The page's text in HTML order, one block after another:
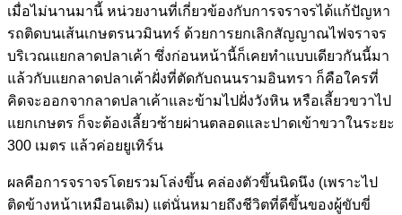
เมื่อไม่นานมานี้ หน่วยงานที่เกี่ยวข้องกับการจราจรได้แก้ปัญหา
รถติดบนเส้นเกษตรนวมินทร์ ด้วยการยกเลิกสัญญาณไฟจราจร
บริเวณแยกลาดปลาเค้า ซึ่งก่อนหน้านี้ก็เคยทำแบบเดียวกันนี้มา
แล้วกับแยกลาดปลาเค้าฝั่งที่ตัดกับถนนรามอินทรา ก็คือใครที่
คิดจะออกจากลาดปลาเค้าและข้ามไปฝั่งวังหิน หรือเลี้ยวขวาไป
แยกเกษตร ก็จะต้องเลี้ยวซ้ายผ่านตลอดและปาดเข้าขวาในระยะ
300 เมตร แล้วค่อยยูเทิร์น
ผลคือการจราจรโดยรวมโล่งขึ้น คล่องตัวขึ้นนิดนึง (เพราะไป
ติดข้างหน้าเหมือนเดิม) แต่นั่นหมายถึงชีวิตที่ดีขึ้นของผู้ขับขี่